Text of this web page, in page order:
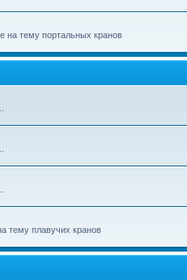
на тему портальных кранов
тему плавучих кранов